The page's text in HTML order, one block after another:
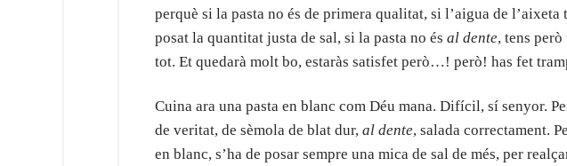
perquè si la pasta no és de primera qualitat, si l’aigua de l’aixeta
posat la quantitat justa de sal, si la pasta no és al dente, tens
tot. Et quedarà molt bo, estaràs satisfet però…! però! has fet
Cuina ara una pasta en blanc com Déu mana. Difícil, sí senyor.
de veritat, de sèmola de blat dur, al dente, salada correctament.
en blanc, s’ha de posar sempre una mica de sal de més, per